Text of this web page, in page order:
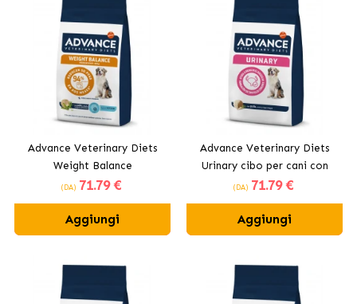
Advance Veterinary Diets
Weight Balance
Medium/Maxi cibo secco per
(DA) 71.79 €
Aggiungi
Advance Veterinary Diets
Urinary cibo per cani con
problemi urinari
(DA) 71.79 €
Aggiungi